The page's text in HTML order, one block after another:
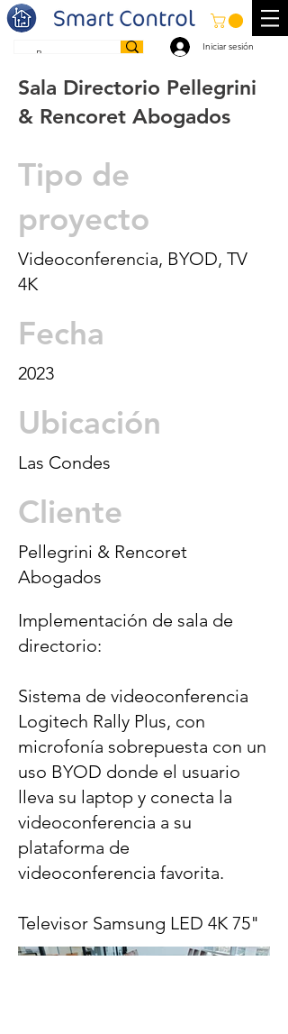
Iniciar sesión
Sala Directorio Pellegrini
& Rencoret Abogados
Tipo de
proyecto
Videoconferencia, BYOD, TV
4K
Fecha
2023
Ubicación
Las Condes
Cliente
Pellegrini & Rencoret
Abogados
Implementación de sala de
directorio:
Sistema de videoconferencia
Logitech Rally Plus, con
microfonía sobrepuesta con un
uso BYOD donde el usuario
lleva su laptop y conecta la
videoconferencia a su
plataforma de
videoconferencia favorita.
Televisor Samsung LED 4K 75"